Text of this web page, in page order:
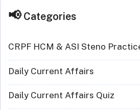
Categories
CRPF HCM & ASI Steno
Daily Current Affairs
Daily Current Affairs Quiz